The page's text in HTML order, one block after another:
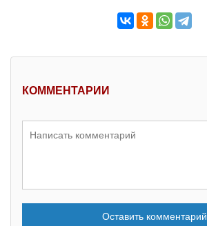
КОММЕНТАРИИ
Оставить комментарий